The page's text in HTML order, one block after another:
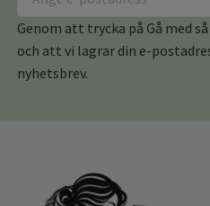
Genom att trycka på Gå med
och att vi lagrar din e-
nyhetsbrev.